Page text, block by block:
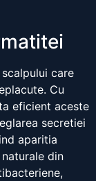
care
Cu
eficient aceste
secretiei
aparitia
din